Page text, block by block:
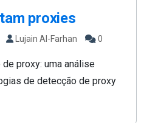
proxies
Lujain Al-Farhan 0
proxy: uma análise
de detecção de proxy